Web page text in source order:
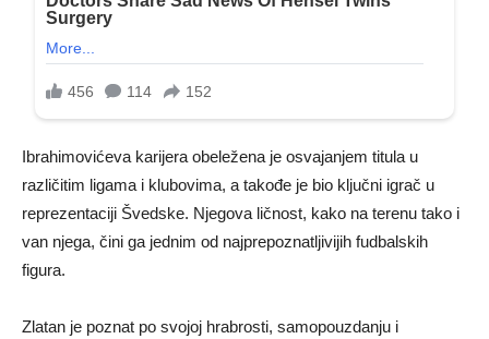
Ibrahimovićeva karijera obeležena je osvajanjem titula u
različitim ligama i klubovima, a takođe je bio ključni igrač u
reprezentaciji Švedske. Njegova ličnost, kako na terenu tako i
van njega, čini ga jednim od najprepoznatljivijih fudbalskih
figura.
Zlatan je poznat po svojoj hrabrosti, samopouzdanju i